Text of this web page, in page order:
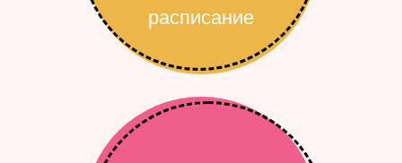
расписание